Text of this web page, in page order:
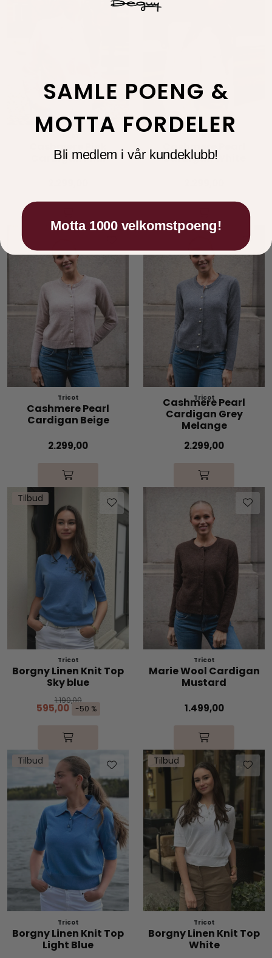
Cashmere Pink
Cardigan Pink
Cashmere Pearl
Cardigan White
Tricot
Cashmere Pearl
Cardigan Beige
2.299,00
Tricot
Cashmere Pearl
Cardigan Grey
Melange
2.299,00
Tilbud
Tricot
Borgny Linen Knit Top
Sky blue
1.190,00
595,00 -50 %
Tricot
Marie Wool Cardigan
Mustard
1.499,00
Tilbud
Tricot
Borgny Linen Knit Top
Light Blue
Tilbud
Tricot
Borgny Linen Knit Top
White
SAMLE POENG &
MOTTA FORDELER
Bli medlem i vår kundeklubb!
Motta 1000 velkomstpoeng!